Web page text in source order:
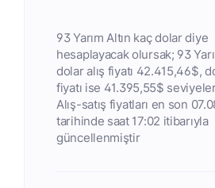
93 Yarım Altın kaç dolar diye
hesaplayacak olursak; 93
dolar alış fiyatı 42.415,46$,
fiyatı ise 41.395,55$
Alış-satış fiyatları en son
tarihinde saat 17:02 itibarıyla
güncellenmiştir